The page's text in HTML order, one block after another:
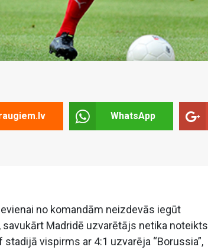
WhatsApp
no komandām neizdevās iegūt
Madridē uzvarētājs netika noteikts
vispirms ar 4:1 uzvarēja “Borussia”,